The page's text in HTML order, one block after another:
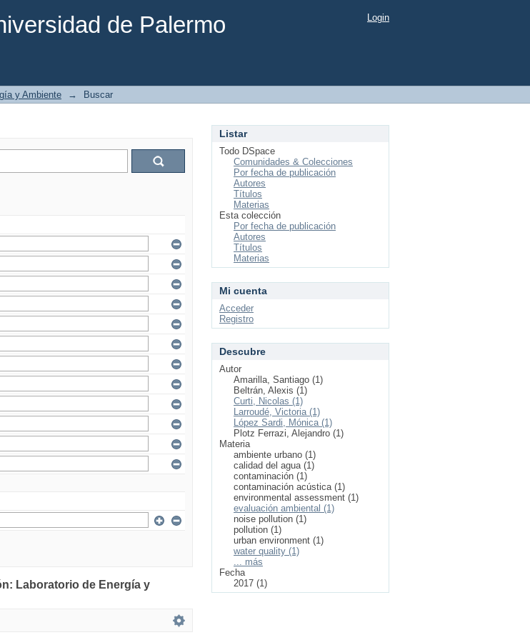
de Palermo Login
y Ambiente → Buscar
Laboratorio de Energía y
Listar
Todo DSpace
Comunidades & Colecciones
Por fecha de publicación
Autores
Títulos
Materias
Esta colección
Por fecha de publicación
Autores
Títulos
Materias
Mi cuenta
Acceder
Registro
Descubre
Autor
Amarilla, Santiago (1)
Beltrán, Alexis (1)
Curti, Nicolas (1)
Larroudé, Victoria (1)
López Sardi, Mónica (1)
Plotz Ferrazi, Alejandro (1)
Materia
ambiente urbano (1)
calidad del agua (1)
contaminación (1)
contaminación acústica (1)
environmental assessment (1)
evaluación ambiental (1)
noise pollution (1)
pollution (1)
urban environment (1)
water quality (1)
... más
Fecha
2017 (1)